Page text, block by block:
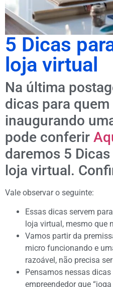
5 Dicas
loja virtual
Na última
dicas para quem
inaugurando
pode conferir
daremos 5
loja virtual.
Vale observar o seguinte:
Essas dicas servem
loja virtual, mesmo que
Vamos partir da
micro funcionando e
razoável, não precisa
Pensamos nessas
empreendedor que